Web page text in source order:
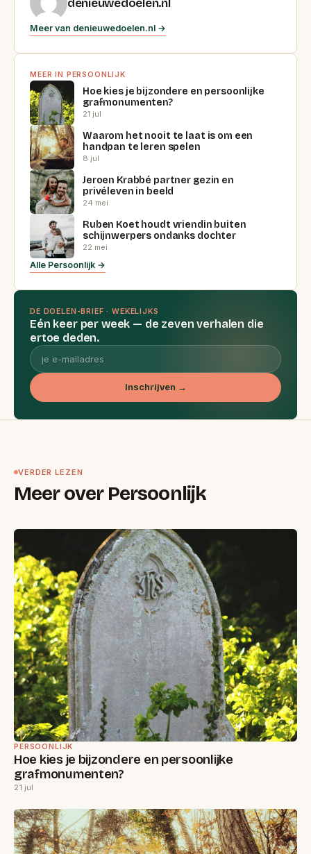
denieuwedoelen.nl
Meer van denieuwedoelen.nl →
MEER IN PERSOONLIJK
Hoe kies je bijzondere en persoonlijke
grafmonumenten?
21 jul
Waarom het nooit te laat is om een
handpan te leren spelen
8 jul
Jeroen Krabbé partner gezin en
privéleven in beeld
24 mei
Ruben Koet houdt vriendin buiten
schijnwerpers ondanks dochter
22 mei
Alle Persoonlijk →
DE DOELEN-BRIEF · WEKELIJKS
Eén keer per week — de zeven verhalen die
ertoe deden.
Inschrijven →
VERDER LEZEN
Meer over Persoonlijk
PERSOONLIJK
Hoe kies je bijzondere en persoonlijke
grafmonumenten?
21 jul